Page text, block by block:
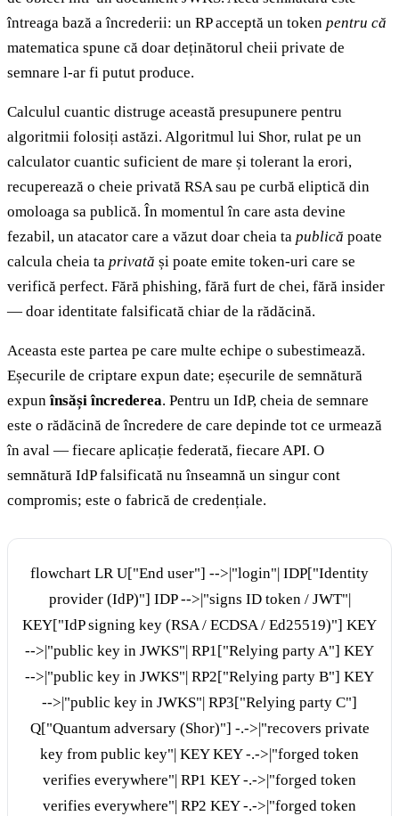
întreaga bază a încrederii: un RP acceptă un token pentru că
matematica spune că doar deținătorul cheii private de
semnare l-ar fi putut produce.
Calculul cuantic distruge această presupunere pentru
algoritmii folosiți astăzi. Algoritmul lui Shor, rulat pe un
calculator cuantic suficient de mare și tolerant la erori,
recuperează o cheie privată RSA sau pe curbă eliptică din
omoloaga sa publică. În momentul în care asta devine
fezabil, un atacator care a văzut doar cheia ta publică poate
calcula cheia ta privată și poate emite token-uri care se
verifică perfect. Fără phishing, fără furt de chei, fără insider
— doar identitate falsificată chiar de la rădăcină.
Aceasta este partea pe care multe echipe o subestimează.
Eșecurile de criptare expun date; eșecurile de semnătură
expunînsăși încrederea. Pentru un IdP, cheia de semnare
este o rădăcină de încredere de care depinde tot ce urmează
în aval — fiecare aplicație federată, fiecare API. O
semnătură IdP falsificată nu înseamnă un singur cont
compromis; este o fabrică de credențiale.
flowchart LR U["End user"] -->|"login"| IDP["Identity
provider (IdP)"] IDP -->|"signs ID token / JWT"|
KEY["IdP signing key (RSA / ECDSA / Ed25519)"] KEY
-->|"public key in JWKS"| RP1["Relying party A"] KEY
-->|"public key in JWKS"| RP2["Relying party B"] KEY
-->|"public key in JWKS"| RP3["Relying party C"]
Q["Quantum adversary (Shor)"] -.->|"recovers private
key from public key"| KEY KEY -.->|"forged token
verifies everywhere"| RP1 KEY -.->|"forged token
verifies everywhere"| RP2 KEY -.->|"forged token